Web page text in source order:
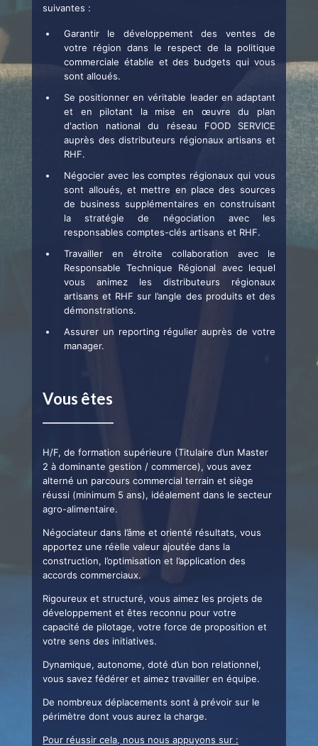
suivantes :
Garantir le développement des ventes de
votre région dans le respect de la politique
commerciale établie et des budgets qui vous
sont alloués.
Se positionner en véritable leader en adaptant
et en pilotant la mise en œuvre du plan
d'action national du réseau FOOD SERVICE
auprès des distributeurs régionaux artisans et
RHF.
Négocier avec les comptes régionaux qui vous
sont alloués, et mettre en place des sources
de business supplémentaires en construisant
la stratégie de négociation avec les
responsables comptes-clés artisans et RHF.
Travailler en étroite collaboration avec le
Responsable Technique Régional avec lequel
vous animez les distributeurs régionaux
artisans et RHF sur l’angle des produits et des
démonstrations.
Assurer un reporting régulier auprès de votre
manager.
Vous êtes
H/F, de formation supérieure (Titulaire d’un Master
2 à dominante gestion / commerce), vous avez
alterné un parcours commercial terrain et siège
réussi (minimum 5 ans), idéalement dans le secteur
agro-alimentaire.
Négociateur dans l’âme et orienté résultats, vous
apportez une réelle valeur ajoutée dans la
construction, l’optimisation et l’application des
accords commerciaux.
Rigoureux et structuré, vous aimez les projets de
développement et êtes reconnu pour votre
capacité de pilotage, votre force de proposition et
votre sens des initiatives.
Dynamique, autonome, doté d’un bon relationnel,
vous savez fédérer et aimez travailler en équipe.
De nombreux déplacements sont à prévoir sur le
périmètre dont vous aurez la charge.
Pour réussir cela, nous nous appuyons sur :